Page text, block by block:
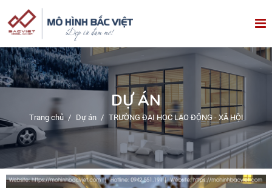
DỰ ÁN
Trang chủ / Dự án / TRƯỜNG ĐẠI HỌC LAO ĐỘNG - XÃ HỘI